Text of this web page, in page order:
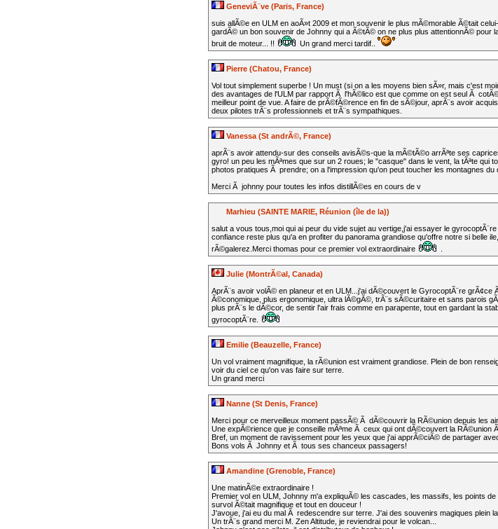
GeneviÃ¨ve (Paris, France)
suis allÃ©e en ULM en aoÃ»t 2009 et mon souvenir le plus mÃ©morable Ã©tait
gardÃ© un bon souvenir de Johnny qui a Ã©tÃ© on ne plus plus attentionnÃ© pour
bruit de moteur... !!
Un grand merci tardif..
Pierre (Chatou, France)
Vol tout simplement superbe ! Un must (si on a les moyens bien sÃ»r, mais c'est
des avantages de l'ULM par rapport Ã l'hÃ©lico est que comme on est seul Ã
meilleur point de vue. A faire de prÃ©fÃ©rence en fin de sÃ©jour, aprÃ¨s avoir
deux pilotes trÃ¨s professionnels et trÃ¨s sympathiques.
Vanessa (St andrÃ©, France)
aprÃ¨s avoir attendu-sur des conseils avisÃ©s-que la mÃ©tÃ©o arrÃªte ses
gyro! un peu les mÃªmes que sur un 2 roues; le "casque" dans le vent, la tÃªte qui
photos pratiques Ã prendre; on a l'impression qu'on peut toucher les montagnes du
Merci Ã johnny pour toutes les infos distillÃ©es en cours de v
Marhieu (SAINTE MARIE, Réunion (île de la))
salut a vous tous,moi qui ai peur du vide sujet au vertige,j'ai essayer le
confiance reste plus qu'a en profiter du panorama grandiose qu'offre notre si belle
rÃ©galerez.Merci thomas pour ce premier vol extraordinaire
Julie (MontrÃ©al, Canada)
AprÃ¨s avoir volÃ© en planeur et en ULM...j'ai dÃ©couvert le GyrocoptÃ¨re
Ã©conomique, plus ergonomique, ultra lÃ©gÃ©, trÃ¨s sÃ©curitaire et sans parois
plus prÃ¨s le dÃ©cor, de sentir l'air frais comme en parapente, tout en gardant la
gyrocoptÃ¨re.
Emilie (Beauzelle, France)
Un vol vraiment magnifique, la rÃ©union est vraiment grandiose. Plein de bon
voir du ciel ce qu'on vas faire sur terre.
Un grand merci
Nanne (St Denis, France)
Merci pour ce merveilleux moment passÃ© Ã dÃ©couvrir la RÃ©union depuis les
Une expÃ©rience que je conseille mÃªme Ã ceux qui ont dÃ©couvert la RÃ©union
Bref, un moment de ravissement pour les yeux que j'ai apprÃ©ciÃ© de partager
Bons vols Ã Johnny et Ã tous ses chanceux passagers!
Amandine (Grenoble, France)
Une matinÃ©e extraordinaire !
Premier vol en ULM, Johnny m'a expliquÃ© les cascades, les massifs, les points
survol Ã©tait magnifique et tout en douceur !
J'avoue, j'ai eu du mal Ã redescendre sur terre. J'ai des souvenirs magiques plein
Un trÃ¨s grand merci M. Zen Altitude, je reviendrai pour le volcan...